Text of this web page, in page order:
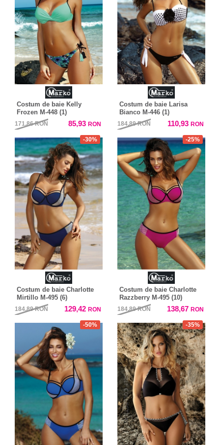
Costum de baie Kelly
Frozen M-448 (1)
171,86RON 85,93 RON
Costum de baie Larisa
Bianco M-446 (1)
184,89RON 110,93 RON
-30%
Costum de baie Charlotte
Mirtillo M-495 (6)
184,89RON 129,42 RON
-25%
Costum de baie Charlotte
Razzberry M-495 (10)
184,89RON 138,67 RON
-50% -35%